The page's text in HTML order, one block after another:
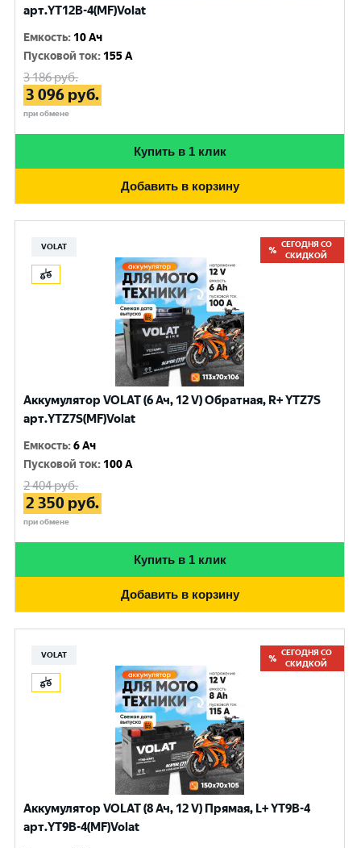
арт.YT12B-4(MF)Volat
Емкость: 10 Ач
Пусковой ток: 155 A
3 186руб.
3 096 руб.
при обмене
Купить в 1 клик
Добавить в корзину
VOLAT
СЕГОДНЯ СО
СКИДКОЙ
Аккумулятор VOLAT (6 Ач, 12 V) Обратная, R+ YTZ7S
арт.YTZ7S(MF)Volat
Емкость:6 Ач
Пусковой ток: 100 A
2 404руб.
2 350 руб.
при обмене
Купить в 1 клик
Добавить в корзину
VOLAT
СЕГОДНЯ СО
СКИДКОЙ
Аккумулятор VOLAT (8 Ач, 12 V) Прямая, L+ YT9B-4
арт.YT9B-4(MF)Volat